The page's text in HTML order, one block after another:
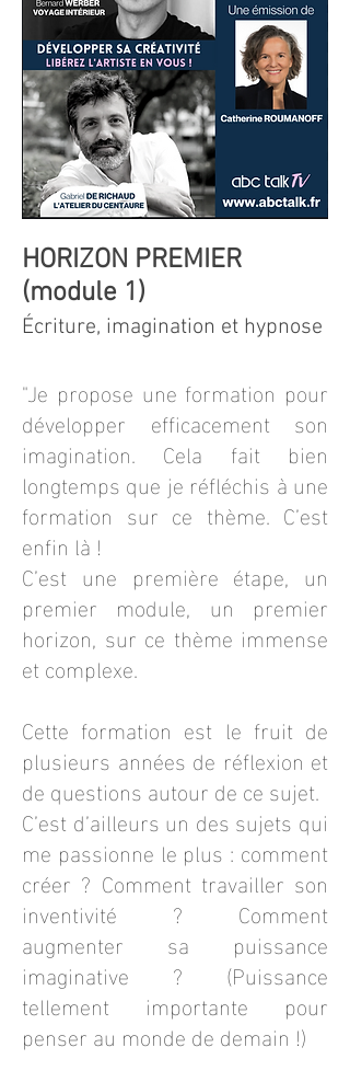
HORIZON PREMIER
(module 1)
Écriture, imagination et hypnose
"Je propose une formation pour
développer efficacement son
imagination. Cela fait bien
longtemps que je réfléchis à une
formation sur ce thème. C’est
enfin là !
C’est une première étape, un
premier module, un premier
horizon, sur ce thème immense
et complexe.
Cette formation est le fruit de
plusieurs années de réflexion et
de questions autour de ce sujet.
C’est d’ailleurs un des sujets qui
me passionne le plus : comment
créer ? Comment travailler son
inventivité ? Comment
augmenter sa puissance
imaginative ? (Puissance
tellement importante pour
penser au monde de demain !)